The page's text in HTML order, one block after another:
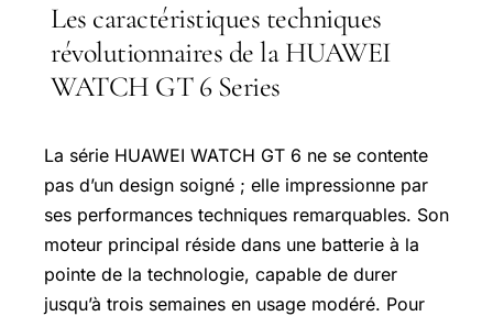
Les caractéristiques techniques
révolutionnaires de la HUAWEI
WATCH GT 6 Series
La série HUAWEI WATCH GT 6 ne se contente
pas d’un design soigné ; elle impressionne par
ses performances techniques remarquables. Son
moteur principal réside dans une batterie à la
pointe de la technologie, capable de durer
jusqu’à trois semaines en usage modéré. Pour